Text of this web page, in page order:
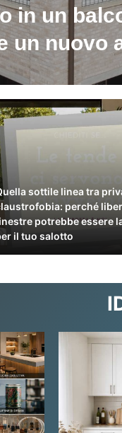
in un
un nuovo
sottile linea tra
perché
potrebbe essere
il tuo salotto